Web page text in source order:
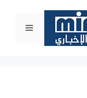
القائمة